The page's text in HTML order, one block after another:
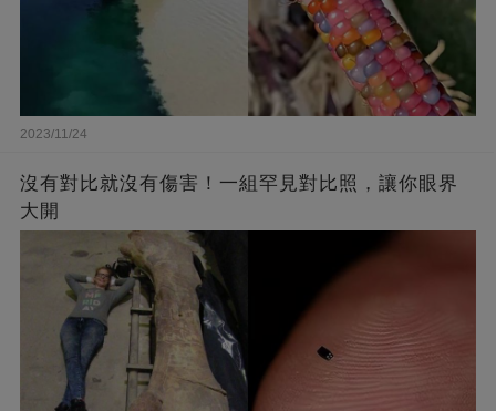
2023/11/24
沒有對比就沒有傷害！一組罕見對比照，讓你眼界
大開